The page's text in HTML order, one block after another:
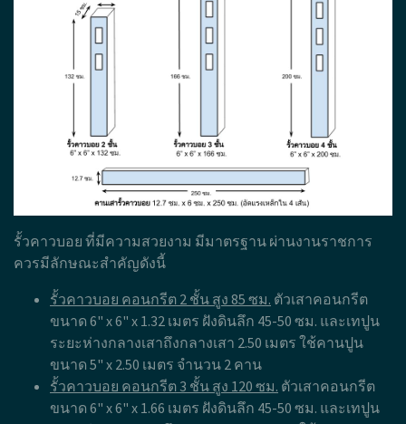
รั้วคาวบอย ที่มีความสวยงาม มีมาตรฐาน ผ่านงานราชการ
ควรมีลักษณะสำคัญดังนี้
รั้วคาวบอย คอนกรีต 2 ชั้น สูง 85 ซม. ตัวเสาคอนกรีต
ขนาด 6" x 6" x 1.32 เมตร ฝังดินลึก 45-50 ซม. และเทปูน
ระยะห่างกลางเสาถึงกลางเสา 2.50 เมตร ใช้คานปูน
ขนาด 5" x 2.50 เมตร จำนวน 2 คาน
รั้วคาวบอย คอนกรีต 3 ชั้น สูง 120 ซม. ตัวเสาคอนกรีต
ขนาด 6" x 6" x 1.66 เมตร ฝังดินลึก 45-50 ซม. และเทปูน